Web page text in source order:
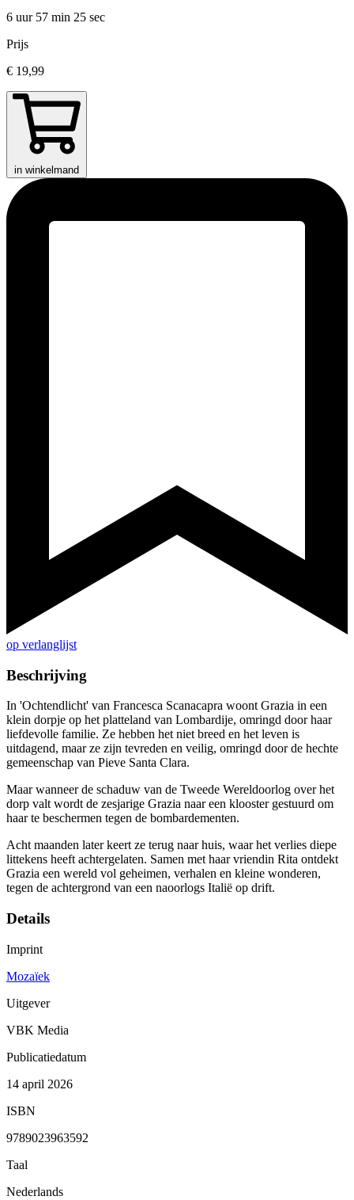
6 uur 57 min 25 sec
Prijs
€ 19,99
in winkelmand
op verlanglijst
Beschrijving
In 'Ochtendlicht' van Francesca Scanacapra woont Grazia in een
klein dorpje op het platteland van Lombardije, omringd door haar
liefdevolle familie. Ze hebben het niet breed en het leven is
uitdagend, maar ze zijn tevreden en veilig, omringd door de hechte
gemeenschap van Pieve Santa Clara.
Maar wanneer de schaduw van de Tweede Wereldoorlog over het
dorp valt wordt de zesjarige Grazia naar een klooster gestuurd om
haar te beschermen tegen de bombardementen.
Acht maanden later keert ze terug naar huis, waar het verlies diepe
littekens heeft achtergelaten. Samen met haar vriendin Rita ontdekt
Grazia een wereld vol geheimen, verhalen en kleine wonderen,
tegen de achtergrond van een naoorlogs Italië op drift.
Details
Imprint
Mozaïek
Uitgever
VBK Media
Publicatiedatum
14 april 2026
ISBN
9789023963592
Taal
Nederlands